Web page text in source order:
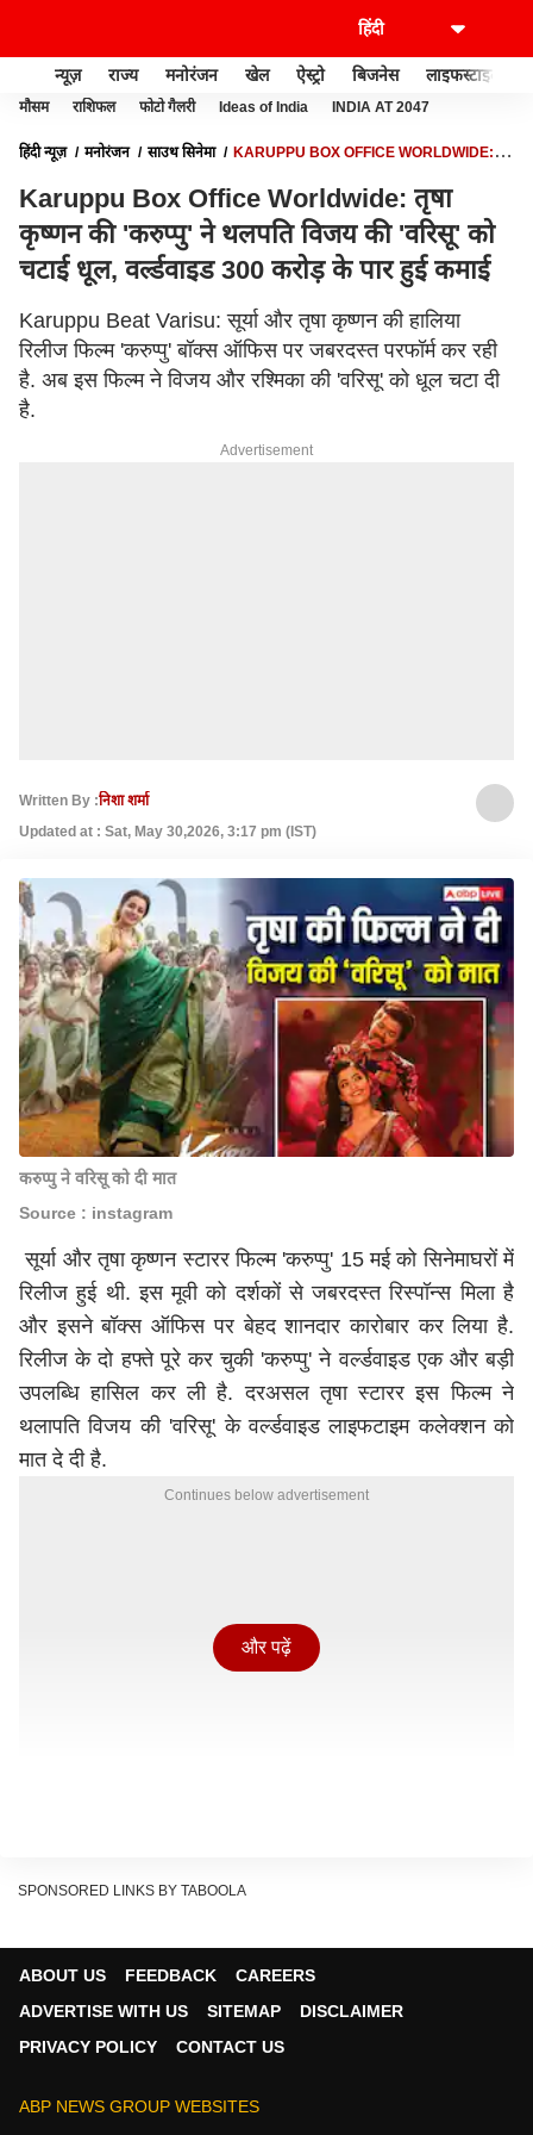
न्यूज़ राज्य मनोरंजन खेल ऐस्ट्रो बिजनेस लाइफस्टाइल
मौसम राशिफल फोटो गैलरी Ideas of India INDIA AT 2047
हिंदी न्यूज़ मनोरंजन साउथ सिनेमा
KARUPPU BOX OFFICE WORLDWIDE:
हुई कमाई
Karuppu Box Office Worldwide: तृषा
कृष्णन की 'करुप्पु' ने थलपति विजय की 'वरिसू' को
चटाई धूल, वर्ल्डवाइड 300 करोड़ के पार हुई कमाई
Karuppu Beat Varisu: सूर्या और तृषा कृष्णन की हालिया
रिलीज फिल्म 'करुप्पु' बॉक्स ऑफिस पर जबरदस्त परफॉर्म कर रही
है. अब इस फिल्म ने विजय और रश्मिका की 'वरिसू' को धूल चटा दी
है.
Advertisement
Written By :निशा शर्मा
Updated at : Sat, May 30,2026, 3:17 pm (IST)
करुप्पु ने वरिसू को दी मात
Source : instagram
सूर्या और तृषा कृष्णन स्टारर फिल्म 'करुप्पु' 15 मई को सिनेमाघरों में
रिलीज हुई थी. इस मूवी को दर्शकों से जबरदस्त रिस्पॉन्स मिला है
और इसने बॉक्स ऑफिस पर बेहद शानदार कारोबार कर लिया है.
रिलीज के दो हफ्ते पूरे कर चुकी 'करुप्पु' ने वर्ल्डवाइड एक और बड़ी
उपलब्धि हासिल कर ली है. दरअसल तृषा स्टारर इस फिल्म ने
थलापति विजय की 'वरिसू' के वर्ल्डवाइड लाइफटाइम कलेक्शन को
मात दे दी है.
Continues below advertisement
कर लिया है. इसी के साथ तृषा और सूर्या की इस फिल्म ने विजय और
और पढ़ें
SPONSORED LINKS BY TABOOLA
ABOUT US FEEDBACK
CAREERS
ADVERTISE WITH US
SITEMAP
DISCLAIMER
PRIVACY POLICY
CONTACT US
ABP NEWS GROUP WEBSITES